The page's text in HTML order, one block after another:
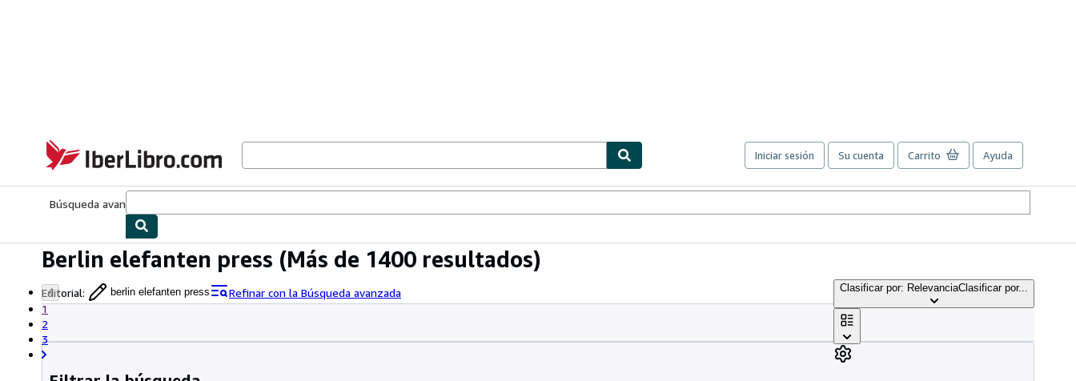
IberLibro.com
Iniciar sesión Su cuenta Carrito Ayuda
Búsqueda avanzada
Berlin elefanten press (Más de 1400 resultados)
Editorial: berlin elefanten press
Refinar con la Búsqueda avanzada
1
2
3
Clasificar por: RelevanciaClasificar por...